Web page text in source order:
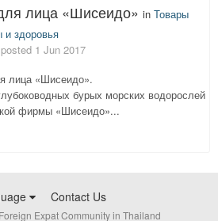
лица «Шисеидо» in Товары
и здоровья
1 Jun 2017
лица «Шисеидо».
бурых морских водорослей
фирмы «Шисеидо»...
Contact Us
Expat Community in Thailand